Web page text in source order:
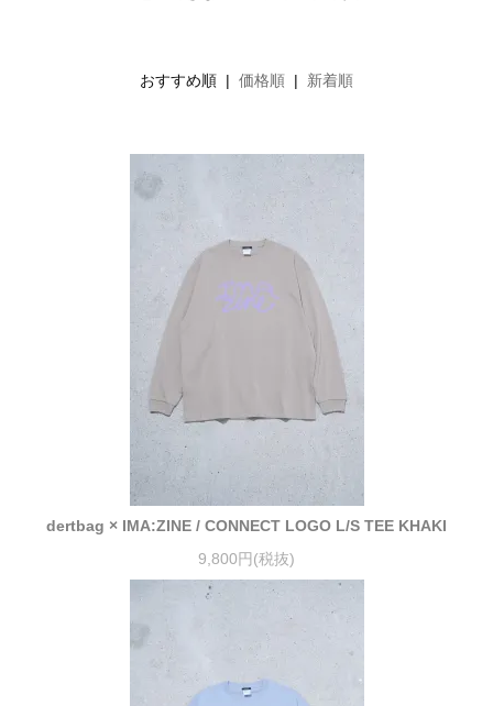
おすすめ順 | 価格順 | 新着順
dertbag × IMA:ZINE / CONNECT LOGO L/S TEE KHAKI
9,800円(税抜)